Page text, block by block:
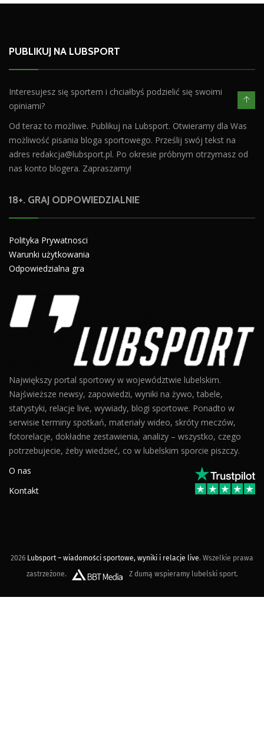
PUBLIKUJ NA LUBSPORT
Interesujesz się sportem i chciałbyś podzielić się swoimi
opiniami?
Od teraz to możliwe. Publikuj na Lubsport. Otwieramy dla Was
możliwość pisania bloga sportowego. Prześlij swój tekst na
adres redakcja@lubsport.pl. Po okresie próbnym otrzymasz od
nas konto blogera. Zapraszamy!
18+. GRAJ ODPOWIEDZIALNIE
Polityka Prywatnosci
Warunki użytkowania
Odpowiedzialna gra
Największy portal sportowy w województwie lubelskim.
Najświeższe newsy, zapowiedzi, wyniki na żywo, tabele,
statystyki, relacje live, wywiady, blogi sportowe. Ponadto w
serwisie terminy spotkań, materiały wideo, skróty meczów,
fotorelacje, dokładne zestawienia, analizy – wszystko, czego
potrzebujecie, żeby wiedzieć, co w lubelskim sporcie piszczy.
O nas
Kontakt
2026 Lubsport – wiadomości sportowe, wyniki i relacje live. Wszelkie prawa
zastrzeżone.
Z dumą wspieramy lubelski sport.